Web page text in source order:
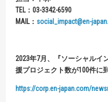
TEL： 03-3342-6590
MAIL： social_impact@en-
2023年7月、 『ソーシャルイ
援プロジェクト数が100件に
https://corp.en-japan.com/